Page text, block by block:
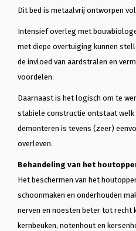
Dit bed is metaalvrij ontworpen
Intensief overleg met
met diepe overtuiging kunnen
de invloed van aardstralen en
voordelen.
Daarnaast is het logisch om te
stabiele constructie ontstaat welk
demonteren is tevens (zeer)
overleven.
Behandeling van het
Het beschermen van het
schoonmaken en onderhouden
nerven en noesten beter tot recht
kernbeuken, notenhout en